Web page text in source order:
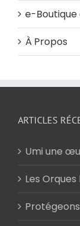
e-Boutique
À Propos
ARTICLES
Umi une
Les